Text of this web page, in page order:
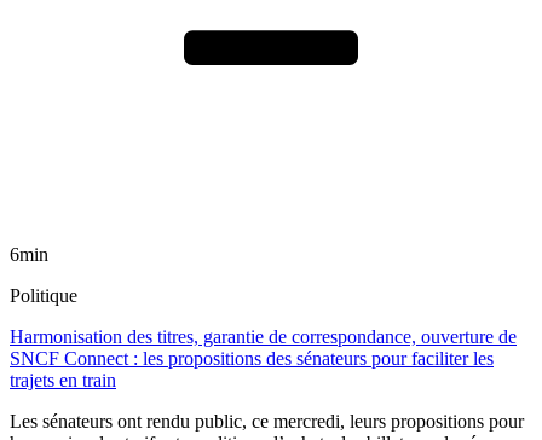
6min
Politique
Harmonisation des titres, garantie de correspondance, ouverture de
SNCF Connect : les propositions des sénateurs pour faciliter les
trajets en train
Les sénateurs ont rendu public, ce mercredi, leurs propositions pour